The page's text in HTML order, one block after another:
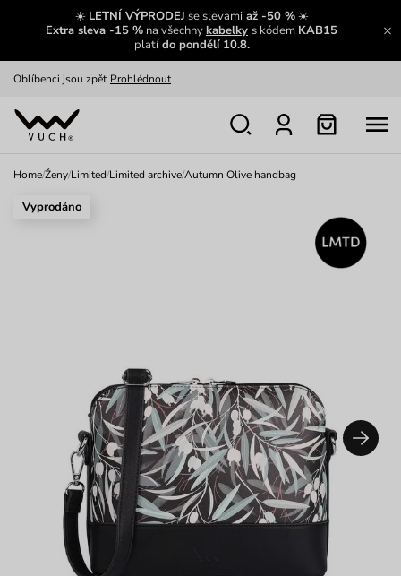
☀️ LETNÍ VÝPRODEJ se slevamiaž -50 %☀️
Extra sleva -15 % na všechnykabelky s kódem KAB15
platído pondělí 10.8.
Zajímavosti ze světa Vuch:
Zobrazit
Oblíbenci jsou zpět Prohlédnout
Nech se inspirovat
Home/Ženy/Limited/Limited archive/Autumn Olive handbag
Vyprodáno